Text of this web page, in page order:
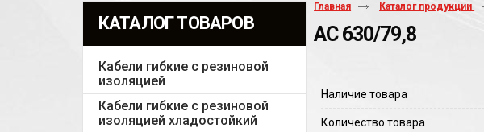
КАТАЛОГ ТОВАРОВ
Кабели гибкие с резиновой
изоляцией
Кабели гибкие с резиновой
изоляцией хладостойкий
Главная Каталог продукции
АС 630/79,8
Наличие товара
Количество товара